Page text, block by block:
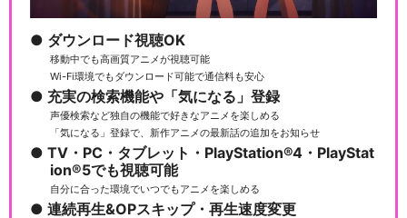
ダウンロード視聴OK
移動中でも高画質アニメが視聴可能
Wi-Fi環境でもダウンロード可能で通信料も安心
充実の検索機能や「気になる」登録
声優検索など独自の機能で好きなアニメを楽しめる
「気になる」登録で、新作アニメの最新話の追加をお知らせ
TV・PC・タブレット・PlayStation®4・PlayStat
ion®5でも視聴可能
自分に合った環境でいつでもアニメを楽しめる
連続再生&OPスキップ・再生速度変更